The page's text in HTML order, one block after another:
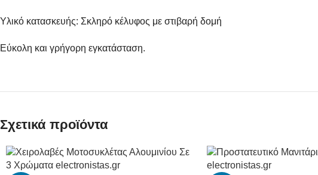
Υλικό κατασκευής: Σκληρό κέλυφος με στιβαρή δομή
Εύκολη και γρήγορη εγκατάσταση.
Σχετικά προϊόντα